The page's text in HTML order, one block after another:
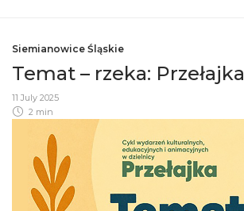
Siemianowice Śląskie
Temat – rzeka: Przełajka
11 July 2025
2 min